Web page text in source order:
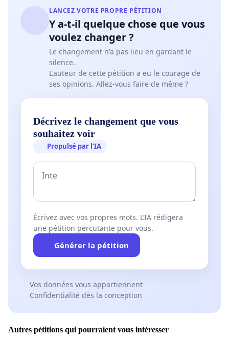
LANCEZ VOTRE PROPRE PÉTITION
Y a-t-il quelque chose que vous
voulez changer ?
Le changement n'a pas lieu en gardant le
silence.
L'auteur de cette pétition a eu le courage de
ses opinions. Allez-vous faire de même ?
Décrivez le changement que vous
souhaitez voir
Propulsé par l’IA
Écrivez avec vos propres mots. L’IA rédigera
une pétition percutante pour vous.
Générer la pétition
Vos données vous appartiennent
Confidentialité dès la conception
Autres pétitions qui pourraient vous intéresser